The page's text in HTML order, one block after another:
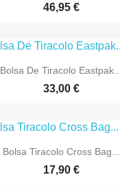
46,95 €
Bolsa De Tiracolo Eastpak...
33,00 €
Bolsa Tiracolo Cross Bag...
17,90 €